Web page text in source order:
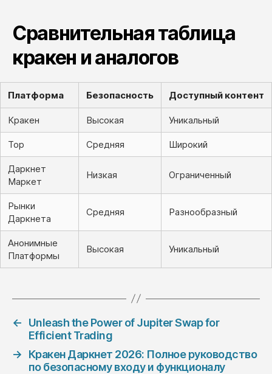
Сравнительная таблица
кракен и аналогов
Платформа Безопасность Доступный контент
Кракен Высокая Уникальный
Тор Средняя Широкий
Даркнет
Маркет
Низкая Ограниченный
Рынки
Даркнета
Средняя Разнообразный
Анонимные
Платформы
Высокая Уникальный
←
Unleash the Power of Jupiter Swap for
Efficient Trading
→
Кракен Даркнет 2026: Полное руководство
по безопасному входу и функционалу